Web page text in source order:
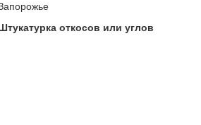
откосов или углов